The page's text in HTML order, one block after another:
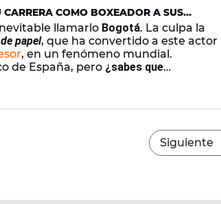
COMO BOXEADOR A SUS
EN 'LA CASA DE PAPEL'
llamarlo Bogotá. La culpa la
papel, que ha convertido a este actor
, en un fenómeno mundial.
de España, pero ¿sabes que
Siguiente